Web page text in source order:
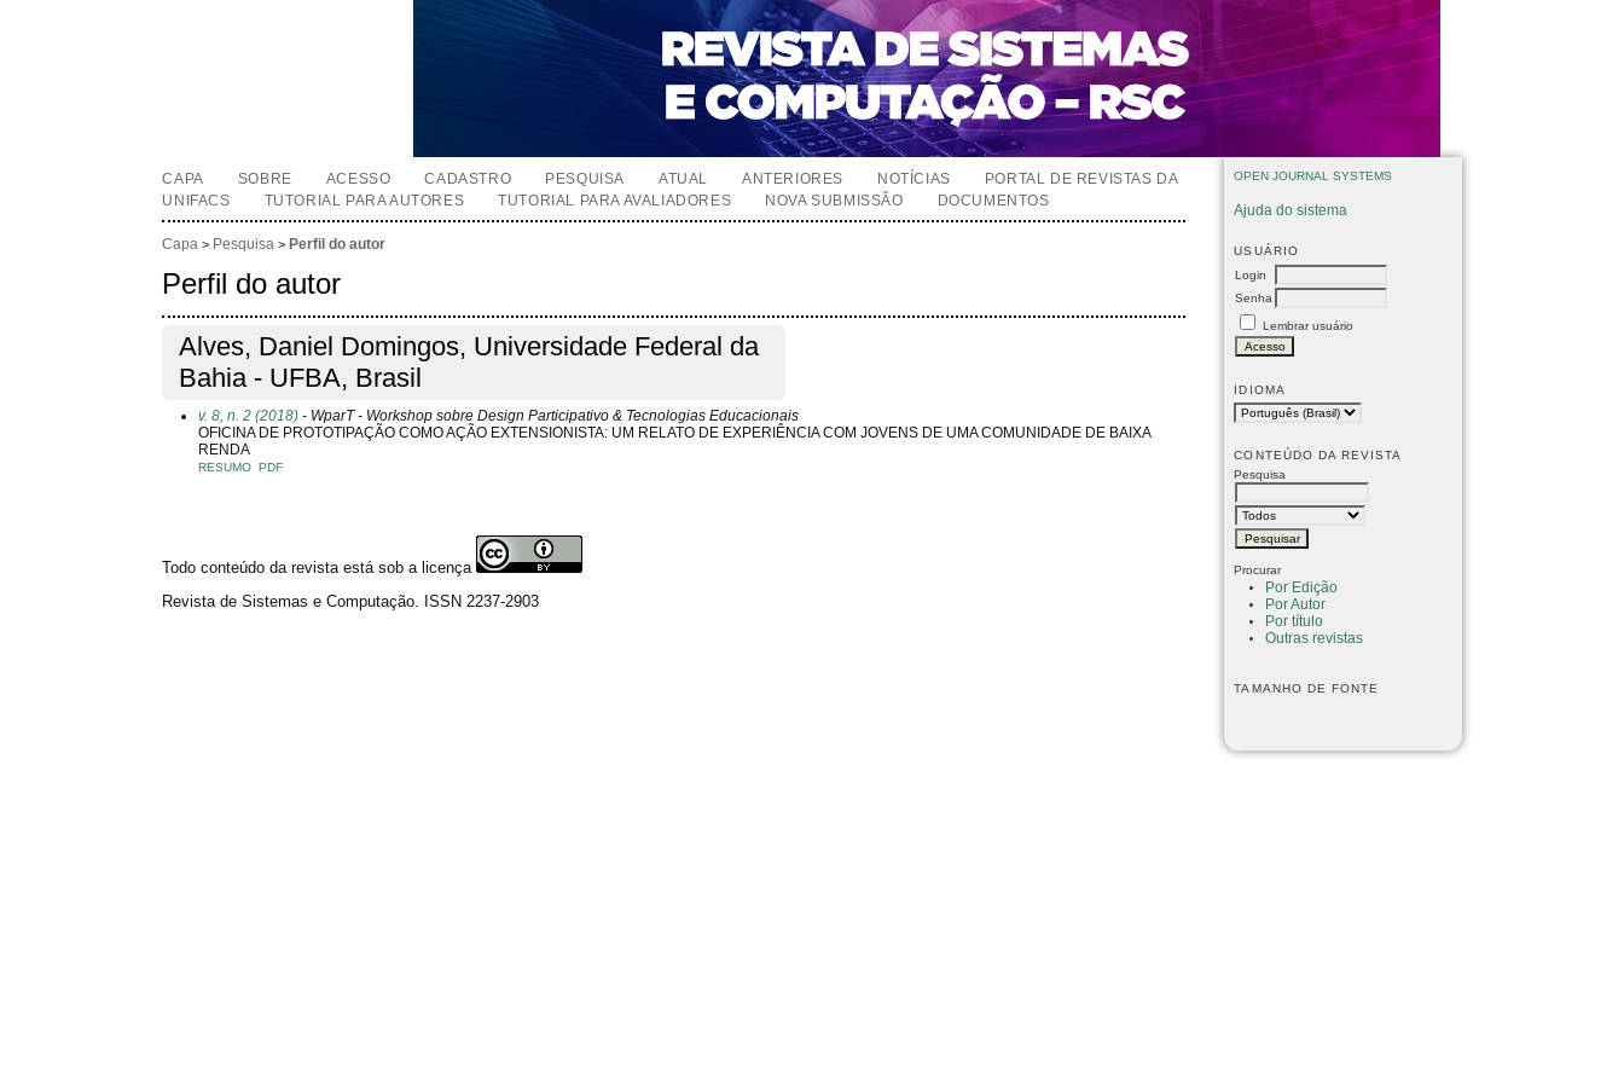
OPEN JOURNAL SYSTEMS
Ajuda do sistema
USUÁRIO
Login
Senha
Lembrar usuário
IDIOMA
CONTEÚDO DA REVISTA
Pesquisa
Procurar
Por Edição
Por Autor
Por título
Outras revistas
TAMANHO DE FONTE
CAPA SOBRE ACESSO CADASTRO PESQUISA ATUAL ANTERIORES NOTÍCIAS
PORTAL DE REVISTAS DA
UNIFACS
TUTORIAL PARA AUTORES TUTORIAL PARA AVALIADORES NOVA SUBMISSÃO DOCUMENTOS
Capa > Pesquisa > Perfil do autor
Perfil do autor
Alves, Daniel Domingos, Universidade Federal da
Bahia - UFBA, Brasil
v. 8, n. 2 (2018) - WparT - Workshop sobre Design Participativo & Tecnologias Educacionais
OFICINA DE PROTOTIPAÇÃO COMO AÇÃO EXTENSIONISTA: UM RELATO DE EXPERIÊNCIA COM JOVENS DE UMA COMUNIDADE DE BAIXA
RENDA
RESUMO PDF
Todo conteúdo da revista está sob a licença
Revista de Sistemas e Computação. ISSN 2237-2903